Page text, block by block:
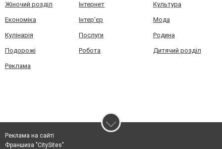
Жіночий розділ Інтернет Культура
Економіка Інтер'єр Мода
Кулінарія Послуги Родина
Подорожі Робота Дитячий розділ
Реклама
Реклама на сайті
Франшиза "CitySites"